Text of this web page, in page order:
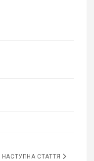
НАСТУПНА СТАТТЯ